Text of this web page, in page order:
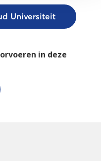
Universiteit
in deze